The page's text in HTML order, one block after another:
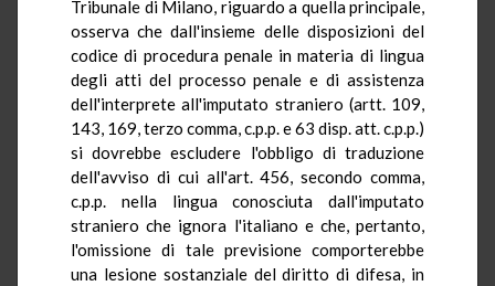
Tribunale di Milano, riguardo a quella principale,
osserva che dall'insieme delle disposizioni del
codice di procedura penale in materia di lingua
degli atti del processo penale e di assistenza
dell'interprete all'imputato straniero (artt. 109,
143, 169, terzo comma, c.p.p. e 63 disp. att. c.p.p.)
si dovrebbe escludere l'obbligo di traduzione
dell'avviso di cui all'art. 456, secondo comma,
c.p.p. nella lingua conosciuta dall'imputato
straniero che ignora l'italiano e che, pertanto,
l'omissione di tale previsione comporterebbe
una lesione sostanziale del diritto di difesa, in